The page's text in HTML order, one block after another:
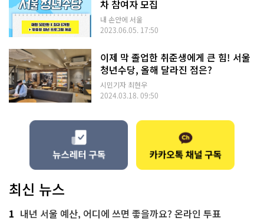
차 참여자 모집
내 손안에 서울
2023.06.05. 17:50
이제 막 졸업한 취준생에게 큰 힘! 서울
청년수당, 올해 달라진 점은?
시민기자 최현우
2024.03.18. 09:50
최신 뉴스
1 내년 서울 예산, 어디에 쓰면 좋을까요? 온라인 투표